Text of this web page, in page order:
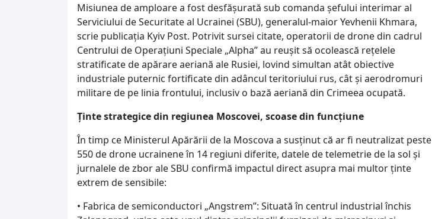
Misiunea de amploare a fost desfășurată sub comanda șefului interimar al
Serviciului de Securitate al Ucrainei (SBU), generalul-maior Yevhenii Khmara,
scrie publicația Kyiv Post. Potrivit sursei citate, operatorii de drone din cadrul
Centrului de Operațiuni Speciale „Alpha” au reușit să ocolească rețelele
stratificate de apărare aeriană ale Rusiei, lovind simultan atât obiective
industriale puternic fortificate din adâncul teritoriului rus, cât și aerodromuri
militare de pe linia frontului, inclusiv o bază aeriană din Crimeea ocupată.
Ținte strategice din regiunea Moscovei, scoase din funcțiune
În timp ce Ministerul Apărării de la Moscova a susținut că ar fi neutralizat peste
550 de drone ucrainene în 14 regiuni diferite, datele de telemetrie de la sol și
jurnalele de zbor ale SBU confirmă impactul direct asupra mai multor ținte
extrem de sensibile:
• Fabrica de semiconductori „Angstrem”: Situată în centrul industrial închis